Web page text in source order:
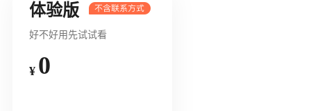
体验版
好不好用先试试看
¥ 0